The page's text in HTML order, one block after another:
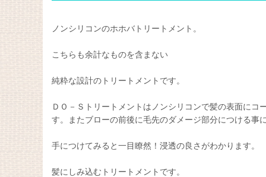
ノンシリコンのホホバトリートメント。
こちらも余計なものを含まない
純粋な設計のトリートメントです。
ＤＯ－Ｓトリートメントはノンシリコンで髪の表面に
す。またブローの前後に毛先のダメージ部分につける事
手につけてみると一目瞭然！浸透の良さがわかります。
髪にしみ込むトリートメントです。